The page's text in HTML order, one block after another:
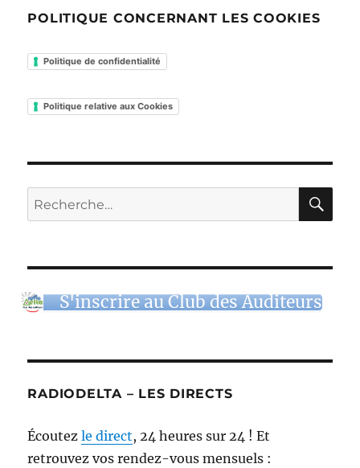
POLITIQUE CONCERNANT LES COOKIES
Politique de confidentialité
Politique relative aux Cookies
Recherche
pour :
S'inscrire au Club des Auditeurs
RADIODELTA – LES DIRECTS
Écoutezle direct, 24 heures sur 24 ! Et
retrouvez vos rendez-vous mensuels :